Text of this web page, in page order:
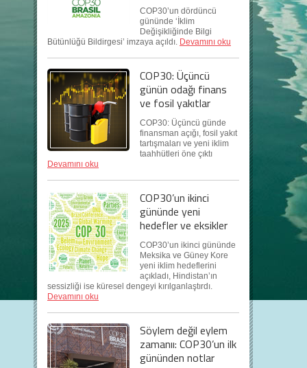
COP30’un dördüncü
gününde ‘İklim
Değişikliğinde Bilgi
Bütünlüğü Bildirgesi’ imzaya açıldı. Devamını oku
COP30: Üçüncü
günün odağı finans
ve fosil yakıtlar
COP30: Üçüncü günde
finansman açığı, fosil yakıt
tartışmaları ve yeni iklim
taahhütleri öne çıktı
Devamını oku
COP30’un ikinci
gününde yeni
hedefler ve eksikler
COP30’un ikinci gününde
Meksika ve Güney Kore
yeni iklim hedeflerini
açıkladı, Hindistan’ın
sessizliği ise küresel dengeyi kırılganlaştırdı.
Devamını oku
Söylem değil eylem
zamanıı: COP30’un ilk
gününden notlar